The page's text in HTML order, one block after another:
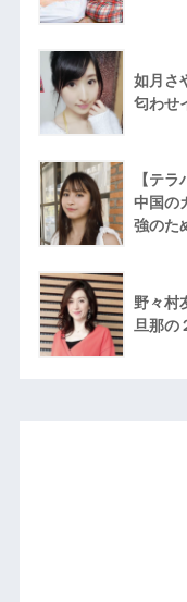
如月さ
匂わせ
【テ
中国の
強のた
野々村
旦那の